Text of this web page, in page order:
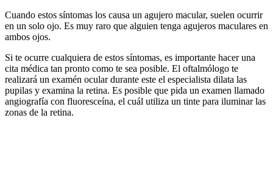
Cuando estos síntomas los causa un agujero macular, suelen ocurrir
en un solo ojo. Es muy raro que alguien tenga agujeros maculares en
ambos ojos.
Si te ocurre cualquiera de estos síntomas, es importante hacer una
cita médica tan pronto como te sea posible. El oftalmólogo te
realizará un examén ocular durante este el especialista dilata las
pupilas y examina la retina. Es posible que pida un examen llamado
angiografía con fluoresceína, el cuál utiliza un tinte para iluminar las
zonas de la retina.